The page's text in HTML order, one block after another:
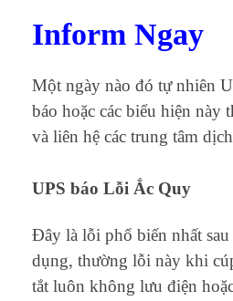
Inform Ngay
Một ngày nào đó tự nhiên
báo hoặc các biểu hiện này
và liên hệ các trung tâm
UPS báo Lỗi Ắc Quy
Đây là lỗi phổ biến nhất
dụng, thường lỗi này khi
tắt luôn không lưu điện